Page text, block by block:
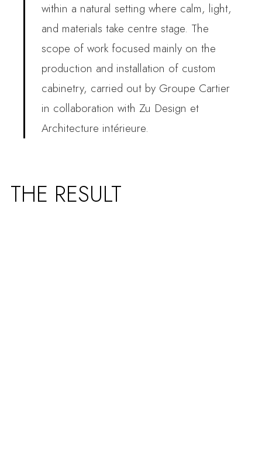
within a natural setting where calm, light,
and materials take centre stage. The
scope of work focused mainly on the
production and installation of custom
cabinetry, carried out by Groupe Cartier
in collaboration with Zu Design et
Architecture intérieure.
THE RESULT